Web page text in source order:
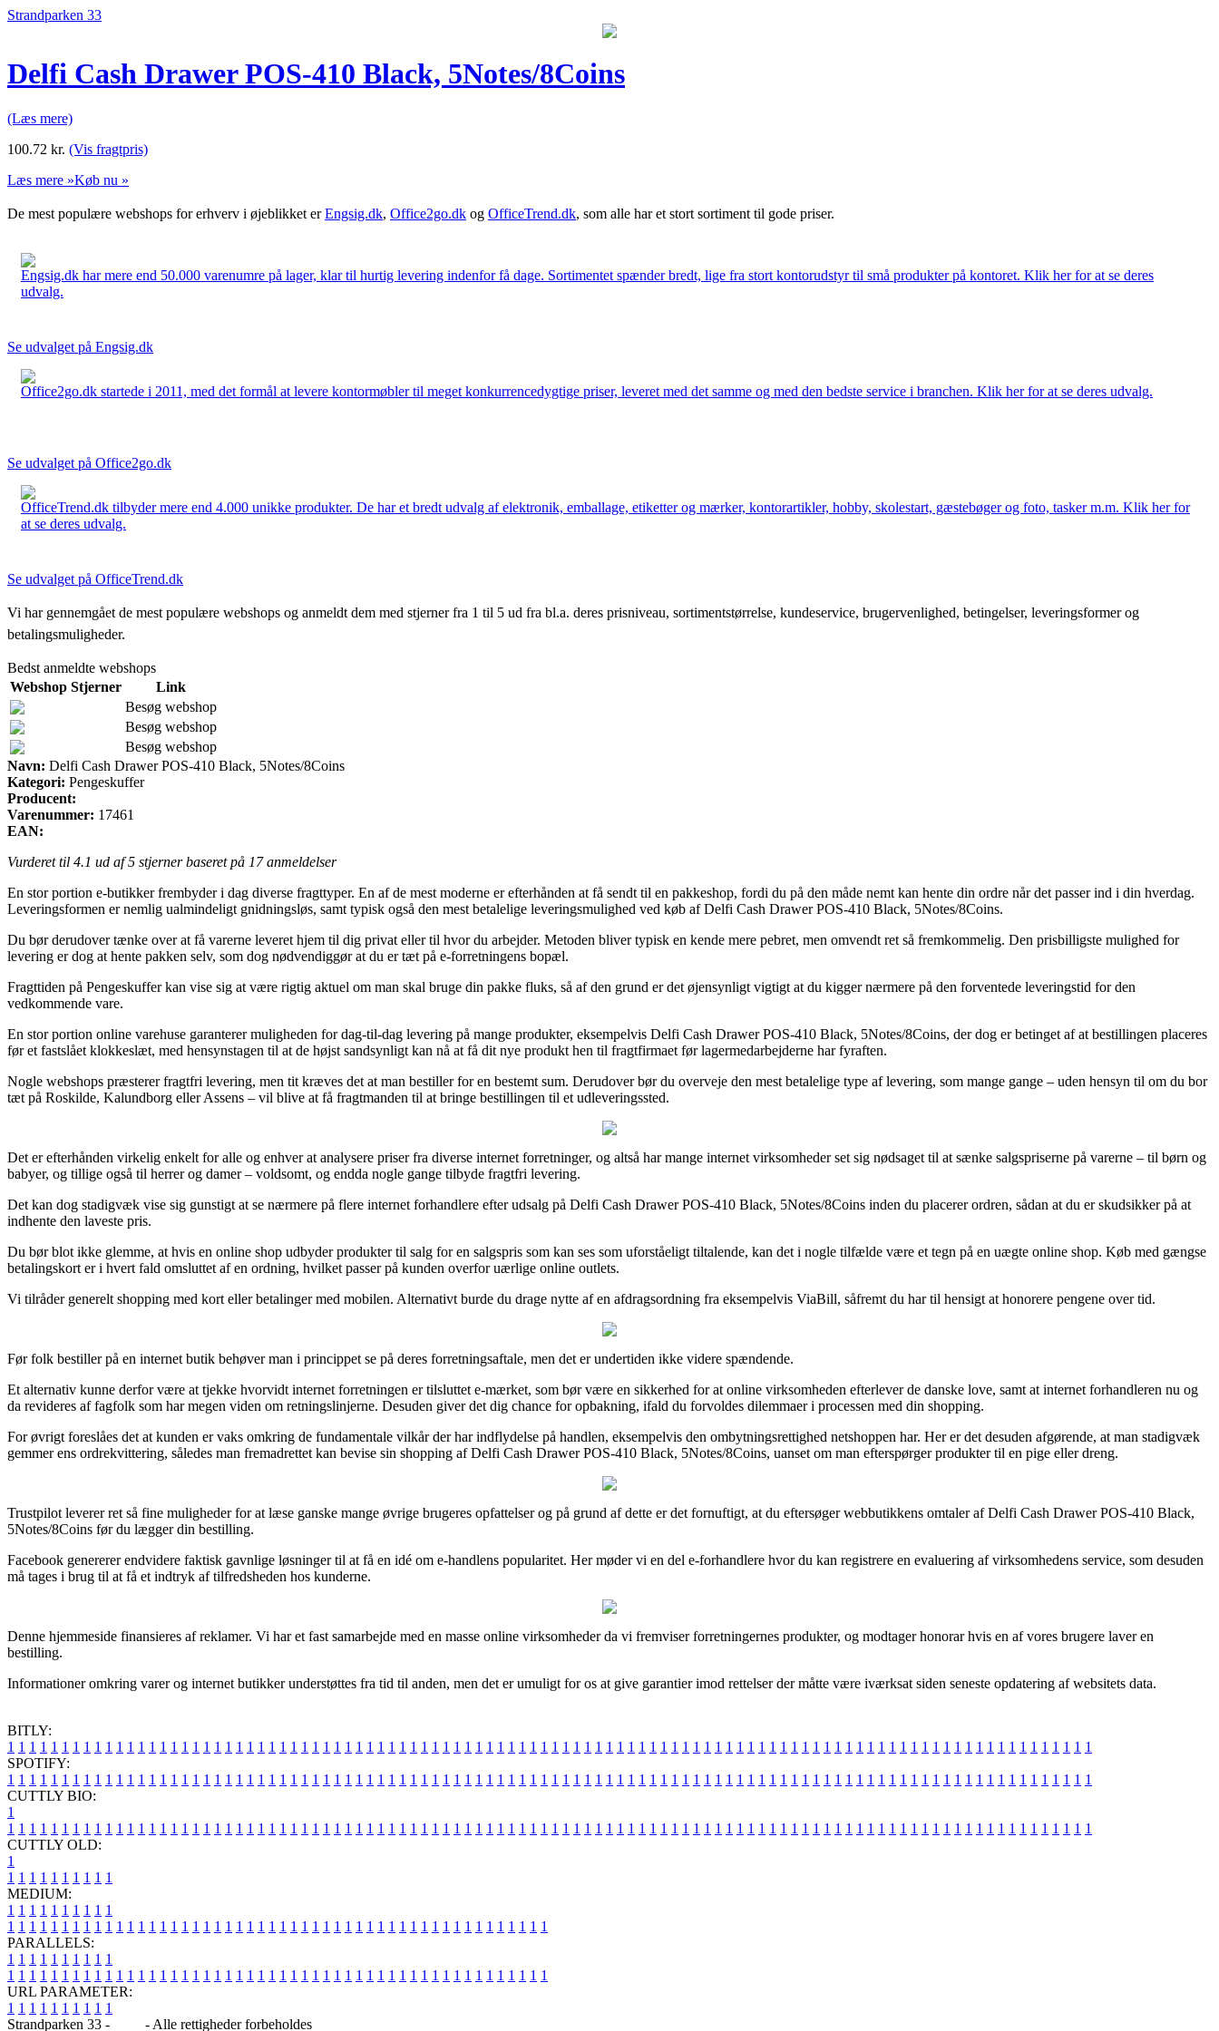
Strandparken 33
Delfi Cash Drawer POS-410 Black, 5Notes/8Coins
(Læs mere)
100.72 kr. (Vis fragtpris)
Læs mere »Køb nu »
De mest populære webshops for erhverv i øjeblikket erEngsig.dk, Office2go.dk og OfficeTrend.dk, som alle har et stort sortiment til gode priser.
Engsig.dk har mere end 50.000 varenumre på lager, klar til hurtig levering indenfor få dage. Sortimentet spænder bredt, lige fra stort kontorudstyr til små produkter på kontoret. Klik her for at se deres
udvalg.
Se udvalget på Engsig.dk
Office2go.dk startede i 2011, med det formål at levere kontormøbler til meget konkurrencedygtige priser, leveret med det samme og med den bedste service i branchen. Klik her for at se deres udvalg.
Se udvalget på Office2go.dk
OfficeTrend.dk tilbyder mere end 4.000 unikke produkter. De har et bredt udvalg af elektronik, emballage, etiketter og mærker, kontorartikler, hobby, skolestart, gæstebøger og foto, tasker m.m. Klik her for
at se deres udvalg.
Se udvalget på OfficeTrend.dk
Vi har gennemgået de mest populære webshops og anmeldt dem med stjerner fra 1 til 5 ud fra bl.a. deres prisniveau, sortimentstørrelse, kundeservice, brugervenlighed, betingelser, leveringsformer og
betalingsmuligheder.
Bedst anmeldte webshops
Webshop Stjerner
Link
Besøg webshop
Besøg webshop
Besøg webshop
Navn: Delfi Cash Drawer POS-410 Black, 5Notes/8Coins
Kategori: Pengeskuffer
Producent:
Varenummer: 17461
EAN:
Vurderet til 4.1 ud af 5 stjerner baseret på 17anmeldelser
En stor portion e-butikker frembyder i dag diverse fragttyper. En af de mest moderne er efterhånden at få sendt til en pakkeshop, fordi du på den måde nemt kan hente din ordre når det passer ind i din hverdag.
Leveringsformen er nemlig ualmindeligt gnidningsløs, samt typisk også den mest betalelige leveringsmulighed ved køb af Delfi Cash Drawer POS-410 Black, 5Notes/8Coins.
Du bør derudover tænke over at få varerne leveret hjem til dig privat eller til hvor du arbejder. Metoden bliver typisk en kende mere pebret, men omvendt ret så fremkommelig. Den prisbilligste mulighed for
levering er dog at hente pakken selv, som dog nødvendiggør at du er tæt på e-forretningens bopæl.
Fragttiden på Pengeskuffer kan vise sig at være rigtig aktuel om man skal bruge din pakke fluks, så af den grund er det øjensynligt vigtigt at du kigger nærmere på den forventede leveringstid for den
vedkommende vare.
En stor portion online varehuse garanterer muligheden for dag-til-dag levering på mange produkter, eksempelvis Delfi Cash Drawer POS-410 Black, 5Notes/8Coins, der dog er betinget af at bestillingen placeres
før et fastslået klokkeslæt, med hensynstagen til at de højst sandsynligt kan nå at få dit nye produkt hen til fragtfirmaet før lagermedarbejderne har fyraften.
Nogle webshops præsterer fragtfri levering, men tit kræves det at man bestiller for en bestemt sum. Derudover bør du overveje den mest betalelige type af levering, som mange gange – uden hensyn til om du bor
tæt på Roskilde, Kalundborg eller Assens – vil blive at få fragtmanden til at bringe bestillingen til et udleveringssted.
Det er efterhånden virkelig enkelt for alle og enhver at analysere priser fra diverse internet forretninger, og altså har mange internet virksomheder set sig nødsaget til at sænke salgspriserne på varerne – til børn og
babyer, og tillige også til herrer og damer – voldsomt, og endda nogle gange tilbyde fragtfri levering.
Det kan dog stadigvæk vise sig gunstigt at se nærmere på flere internet forhandlere efter udsalg på Delfi Cash Drawer POS-410 Black, 5Notes/8Coins inden du placerer ordren, sådan at du er skudsikker på at
indhente den laveste pris.
Du bør blot ikke glemme, at hvis en online shop udbyder produkter til salg for en salgspris som kan ses som uforståeligt tiltalende, kan det i nogle tilfælde være et tegn på en uægte online shop. Køb med gængse
betalingskort er i hvert fald omsluttet af en ordning, hvilket passer på kunden overfor uærlige online outlets.
Vi tilråder generelt shopping med kort eller betalinger med mobilen. Alternativt burde du drage nytte af en afdragsordning fra eksempelvis ViaBill, såfremt du har til hensigt at honorere pengene over tid.
Før folk bestiller på en internet butik behøver man i princippet se på deres forretningsaftale, men det er undertiden ikke videre spændende.
Et alternativ kunne derfor være at tjekke hvorvidt internet forretningen er tilsluttet e-mærket, som bør være en sikkerhed for at online virksomheden efterlever de danske love, samt at internet forhandleren nu og
da revideres af fagfolk som har megen viden om retningslinjerne. Desuden giver det dig chance for opbakning, ifald du forvoldes dilemmaer i processen med din shopping.
For øvrigt foreslåes det at kunden er vaks omkring de fundamentale vilkår der har indflydelse på handlen, eksempelvis den ombytningsrettighed netshoppen har. Her er det desuden afgørende, at man stadigvæk
gemmer ens ordrekvittering, således man fremadrettet kan bevise sin shopping af Delfi Cash Drawer POS-410 Black, 5Notes/8Coins, uanset om man efterspørger produkter til en pige eller dreng.
Trustpilot leverer ret så fine muligheder for at læse ganske mange øvrige brugeres opfattelser og på grund af dette er det fornuftigt, at du eftersøger webbutikkens omtaler af Delfi Cash Drawer POS-410 Black,
5Notes/8Coins før du lægger din bestilling.
Facebook genererer endvidere faktisk gavnlige løsninger til at få en idé om e-handlens popularitet. Her møder vi en del e-forhandlere hvor du kan registrere en evaluering af virksomhedens service, som desuden
må tages i brug til at få et indtryk af tilfredsheden hos kunderne.
Denne hjemmeside finansieres af reklamer. Vi har et fast samarbejde med en masse online virksomheder da vi fremviser forretningernes produkter, og modtager honorar hvis en af vores brugere laver en
bestilling.
Informationer omkring varer og internet butikker understøttes fra tid til anden, men det er umuligt for os at give garantier imod rettelser der måtte være iværksat siden seneste opdatering af websitets data.
BITLY:
1 1 1 1 1 1 1 1 1 1 1 1 1 1 1 1 1 1 1 1 1 1 1 1 1 1 1 1 1 1 1 1 1 1 1 1 1 1 1 1 1 1 1 1 1 1 1 1 1 1 1 1 1 1 1 1 1 1 1 1 1 1 1 1 1 1 1 1 1 1 1 1 1 1 1 1 1 1 1 1 1 1 1 1 1 1 1 1 1 1 1 1 1 1 1 1 1 1 1 1
SPOTIFY:
1 1 1 1 1 1 1 1 1 1 1 1 1 1 1 1 1 1 1 1 1 1 1 1 1 1 1 1 1 1 1 1 1 1 1 1 1 1 1 1 1 1 1 1 1 1 1 1 1 1 1 1 1 1 1 1 1 1 1 1 1 1 1 1 1 1 1 1 1 1 1 1 1 1 1 1 1 1 1 1 1 1 1 1 1 1 1 1 1 1 1 1 1 1 1 1 1 1 1 1
CUTTLY BIO:
1
1 1 1 1 1 1 1 1 1 1 1 1 1 1 1 1 1 1 1 1 1 1 1 1 1 1 1 1 1 1 1 1 1 1 1 1 1 1 1 1 1 1 1 1 1 1 1 1 1 1 1 1 1 1 1 1 1 1 1 1 1 1 1 1 1 1 1 1 1 1 1 1 1 1 1 1 1 1 1 1 1 1 1 1 1 1 1 1 1 1 1 1 1 1 1 1 1 1 1 1
CUTTLY OLD:
1
1 1 1 1 1 1 1 1 1 1
MEDIUM:
1 1 1 1 1 1 1 1 1 1
1 1 1 1 1 1 1 1 1 1 1 1 1 1 1 1 1 1 1 1 1 1 1 1 1 1 1 1 1 1 1 1 1 1 1 1 1 1 1 1 1 1 1 1 1 1 1 1 1 1
PARALLELS:
1 1 1 1 1 1 1 1 1 1
1 1 1 1 1 1 1 1 1 1 1 1 1 1 1 1 1 1 1 1 1 1 1 1 1 1 1 1 1 1 1 1 1 1 1 1 1 1 1 1 1 1 1 1 1 1 1 1 1 1
URL PARAMETER:
1 1 1 1 1 1 1 1 1 1
Strandparken 33 -
- Alle rettigheder forbeholdes